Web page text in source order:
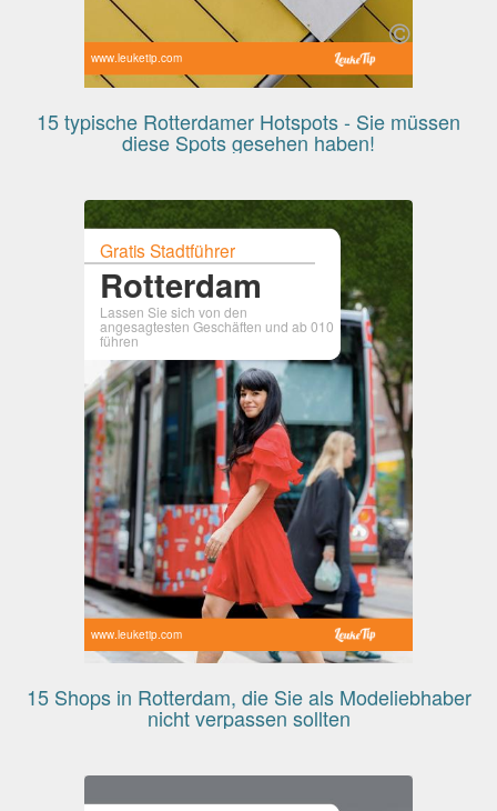
www.leuketip.com
15 typische Rotterdamer Hotspots - Sie müssen
diese Spots gesehen haben!
Gratis Stadtführer
Rotterdam
Lassen Sie sich von den
angesagtesten Geschäften und ab 010
führen
www.leuketip.com
15 Shops in Rotterdam, die Sie als Modeliebhaber
nicht verpassen sollten